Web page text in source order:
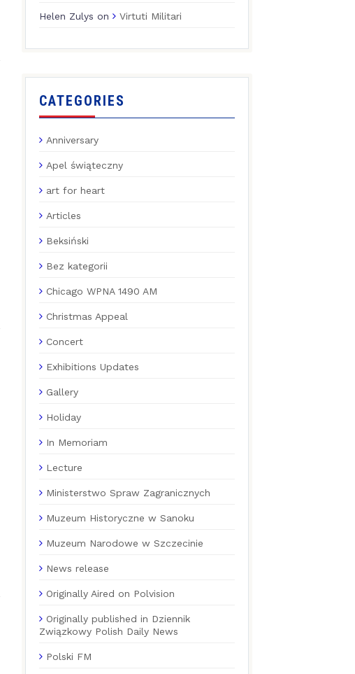
Helen Zulys on Virtuti Militari
CATEGORIES
Anniversary
Apel świąteczny
art for heart
Articles
Beksiński
Bez kategorii
Chicago WPNA 1490 AM
Christmas Appeal
Concert
Exhibitions Updates
Gallery
Holiday
In Memoriam
Lecture
Ministerstwo Spraw Zagranicznych
Muzeum Historyczne w Sanoku
Muzeum Narodowe w Szczecinie
News release
Originally Aired on Polvision
Originally published in Dziennik
Związkowy Polish Daily News
Polski FM